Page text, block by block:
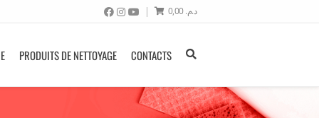
د.م.0,00
PRODUITS DE NETTOYAGE CONTACTS